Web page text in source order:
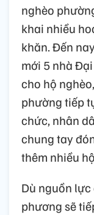
nghèo
khai nhiều
khăn. Đến
mới 5 nhà
cho hộ
phường tiếp
chức, nhân
chung tay
thêm nhiều
Dù nguồn
phương sẽ